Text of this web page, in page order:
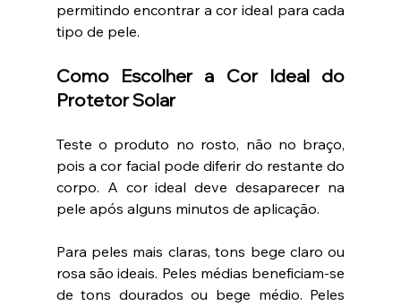
permitindo encontrar a cor ideal para cada
tipo de pele.
Como Escolher a Cor Ideal do
Protetor Solar
Teste o produto no rosto, não no braço,
pois a cor facial pode diferir do restante do
corpo. A cor ideal deve desaparecer na
pele após alguns minutos de aplicação.
Para peles mais claras, tons bege claro ou
rosa são ideais. Peles médias beneficiam-se
de tons dourados ou bege médio. Peles